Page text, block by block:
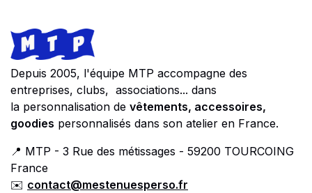
Footer
Store information
Depuis 2005, l'équipe MTP accompagne des
entreprises, clubs, associations... dans
la personnalisation de vêtements, accessoires,
goodies personnalisés dans son atelier en France.
📍 MTP - 3 Rue des métissages - 59200 TOURCOING
France
✉️ contact@mestenuesperso.fr